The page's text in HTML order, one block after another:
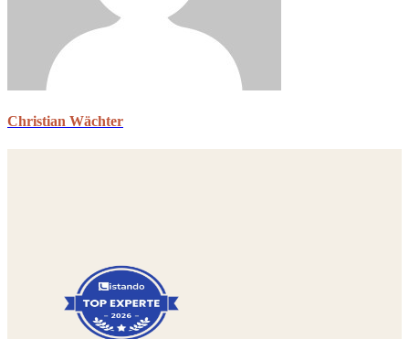
Christian Wächter